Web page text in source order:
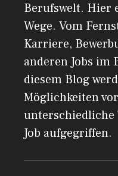
Berufswelt. Hier
Wege. Vom
Karriere,
anderen Jobs im
diesem Blog
Möglichkeiten
unterschiedliche
Job aufgegriffen.